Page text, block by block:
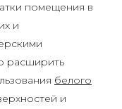
помещения в
и
расширить
белого
и